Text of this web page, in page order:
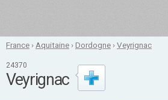
France › Aquitaine ›Dordogne ›Veyrignac
24370
Veyrignac